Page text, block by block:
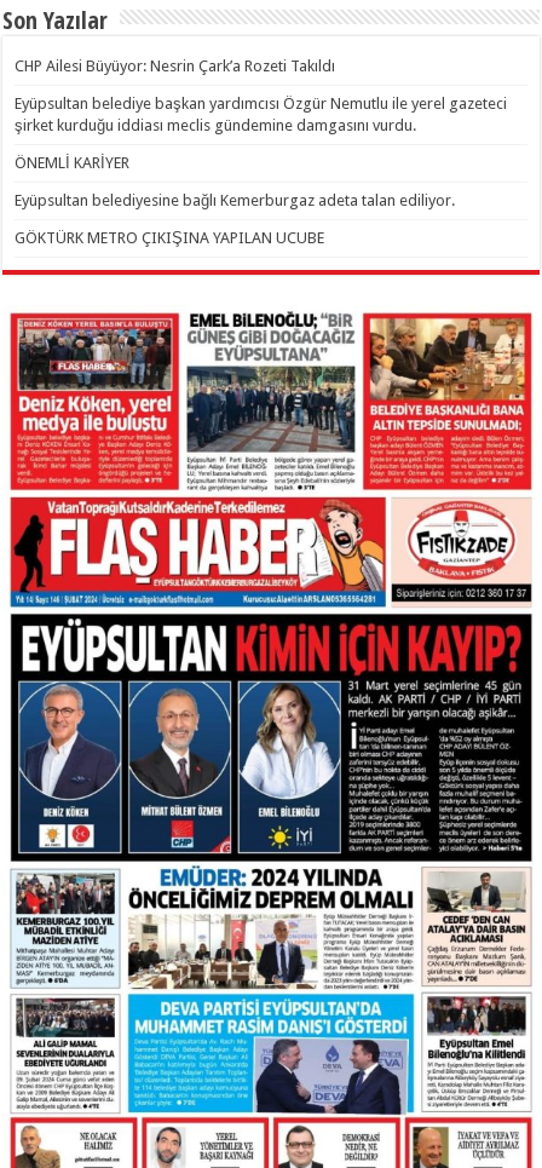
Son Yazılar
CHP Ailesi Büyüyor: Nesrin Çark’a Rozeti Takıldı
Eyüpsultan belediye başkan yardımcısı Özgür Nemutlu ile yerel gazeteci
şirket kurduğu iddiası meclis gündemine damgasını vurdu.
ÖNEMLİ KARİYER
Eyüpsultan belediyesine bağlı Kemerburgaz adeta talan ediliyor.
GÖKTÜRK METRO ÇIKIŞINA YAPILAN UCUBE